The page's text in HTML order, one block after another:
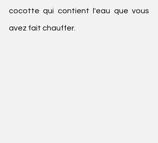
cocotte qui contient l'eau que vous
avez fait chauffer.